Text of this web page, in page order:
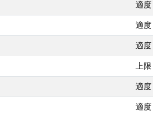
適度
適度
適度
上限
適度
適度